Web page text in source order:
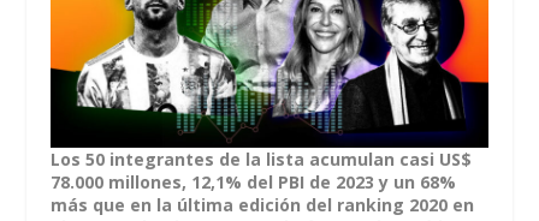
Los 50 integrantes de la lista acumulan casi US$
78.000 millones, 12,1% del PBI de 2023 y un 68%
más que en la última edición del ranking 2020 en